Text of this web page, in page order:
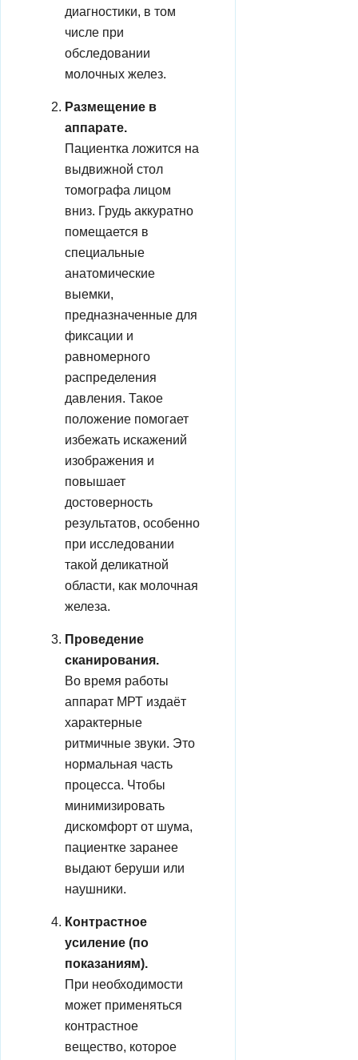
диагностики, в том
числе при
обследовании
молочных желез.
Размещение в
аппарате.
Пациентка ложится на
выдвижной стол
томографа лицом
вниз. Грудь аккуратно
помещается в
специальные
анатомические
выемки,
предназначенные для
фиксации и
равномерного
распределения
давления. Такое
положение помогает
избежать искажений
изображения и
повышает
достоверность
результатов, особенно
при исследовании
такой деликатной
области, как молочная
железа.
Проведение
сканирования.
Во время работы
аппарат МРТ издаёт
характерные
ритмичные звуки. Это
нормальная часть
процесса. Чтобы
минимизировать
дискомфорт от шума,
пациентке заранее
выдают беруши или
наушники.
Контрастное
усиление (по
показаниям).
При необходимости
может применяться
контрастное
вещество, которое